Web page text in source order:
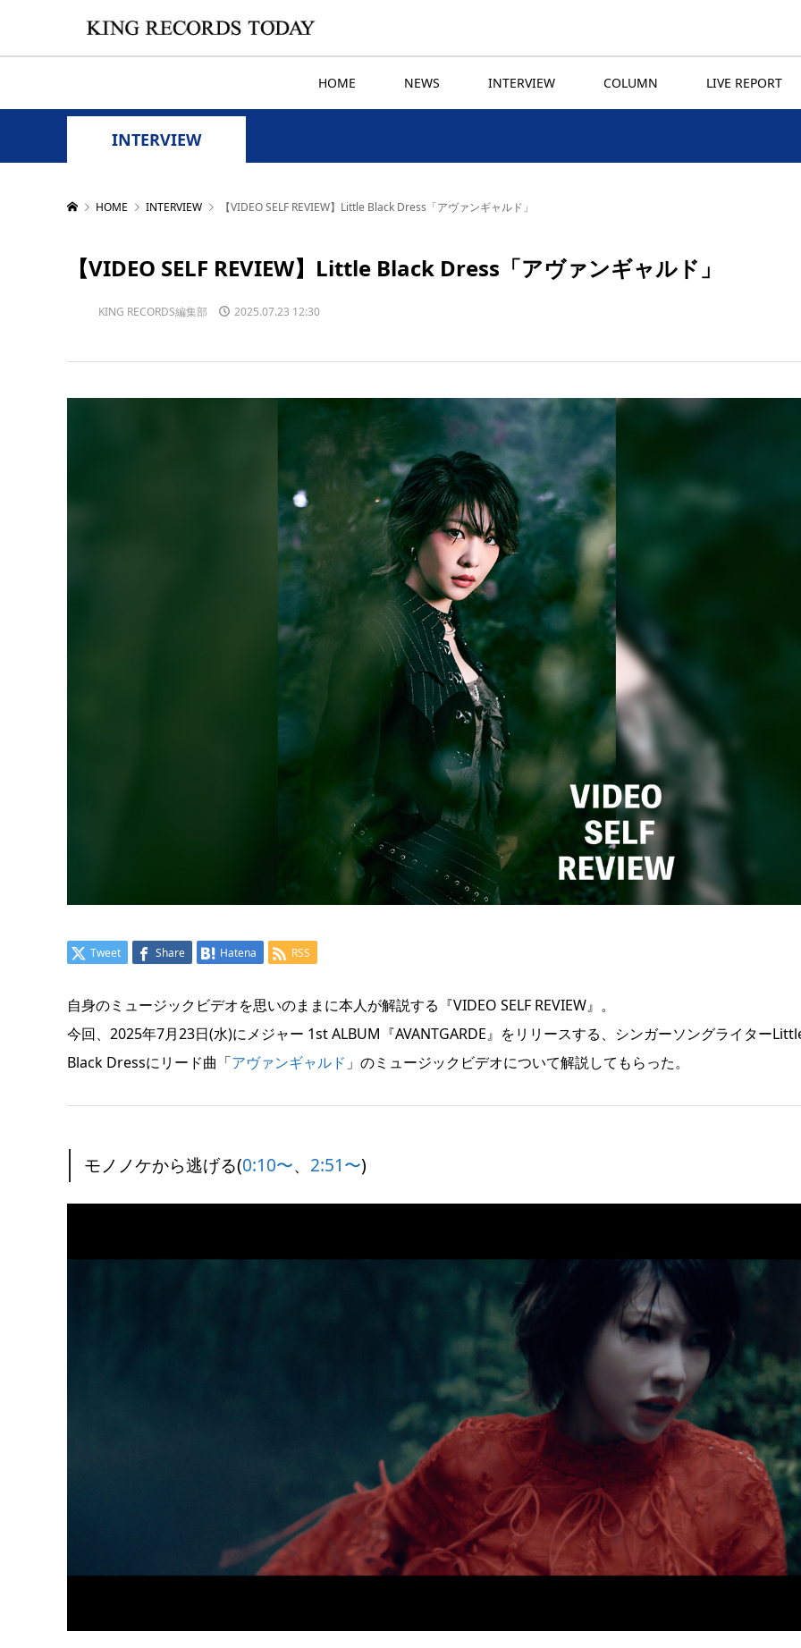
HOME NEWS INTERVIEW COLUMN LIVE REPORT
INTERVIEW
HOME INTERVIEW 【VIDEO SELF REVIEW】Little Black Dress「アヴァンギャルド」
【VIDEO SELF REVIEW】Little Black Dress「アヴァンギャルド」
KING RECORDS編集部 2025.07.23 12:30
Tweet Share Hatena RSS
自身のミュージックビデオを思いのままに本人が解説する 『VIDEO SELF REVIEW』。
今回、2025年7月23日(水)にメジャー 1st ALBUM『AVANTGARDE』をリリースする、シンガーソングライター
Black Dressにリード曲「アヴァンギャルド 」のミュージックビデオについて解説してもらった。
モノノケから逃げる(0:10〜、 2:51〜)